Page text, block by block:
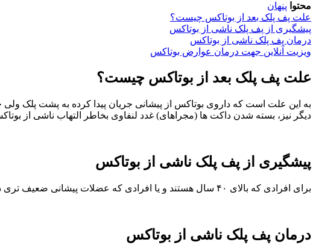
محتوا پنهان
علت پف پلک بعد از بوتاکس چیست؟
پیشگیری از پف پلک ناشی از بوتاکس
درمان پف پلک ناشی از بوتاکس
ویزیت آنلاین جهت درمان عوارض بوتاکس
علت پف پلک بعد از بوتاکس چیست؟
به این علت است که داروی بوتاکس از پیشانی جریان پیدا کرده به پشت پلک
دیگر نیز، بسته شدن داکت ها (مجراهای) غدد لنفاوی بخاطر التهاب ناشی از
پیشگیری از پف پلک ناشی از بوتاکس
برای افرادی که بالای ۴۰ سال هستند و یا افرادی که عضلات پیشانی ضعیف تری دارند واحد های تزریق شده بوتاکس در کناره های پیشانی باید تعدیل شود و تزریقات سطحی تر انجام شود.
درمان پف پلک ناشی از بوتاکس